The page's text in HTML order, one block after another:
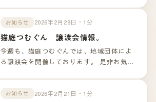
ンクよりご確認下さいませ。
お知らせ 2026年2月28日・1分
猫庭つむぐん 譲渡会情報。
今週も、猫庭つむぐんでは、地域団体によ
る譲渡会を開催しております。 是非お気軽
お知らせ 2026年2月21日・1分